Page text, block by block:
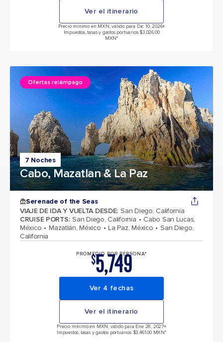
Ver el itinerario
Precio mínimo en MXN, válido para Dic 10, 2026+
Impuestos, tasas y gastos portuarios $3,026.00
MXN*
7 Noches
Cabo, Mazatlan & La Paz
Ofertas relámpago
Serenade of the Seas
VIAJE DE IDA Y VUELTA DESDE: San Diego, California
CRUISE PORTS: San Diego, California
Cabo San Lucas,
México
Mazatlán, México La Paz, México
San Diego,
California
PROMEDIO POR PERSONA*
$5,749
Ver 4 fechas
Ver el itinerario
Precio mínimo en MXN, válido para Ene 28, 2027+
Impuestos, tasas y gastos portuarios $3,461.00 MXN*